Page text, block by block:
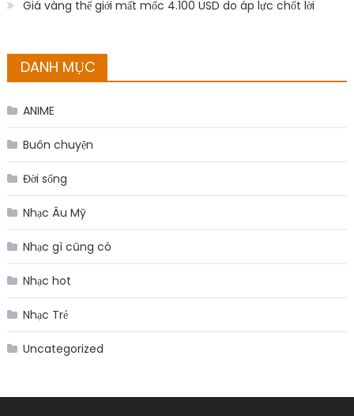
Giá vàng thế giới mất mốc 4.100 USD do áp lực chốt lời
DANH MỤC
ANIME
Buôn chuyện
Đời sống
Nhạc Âu Mỹ
Nhạc gì cũng có
Nhạc hot
Nhạc Trẻ
Uncategorized